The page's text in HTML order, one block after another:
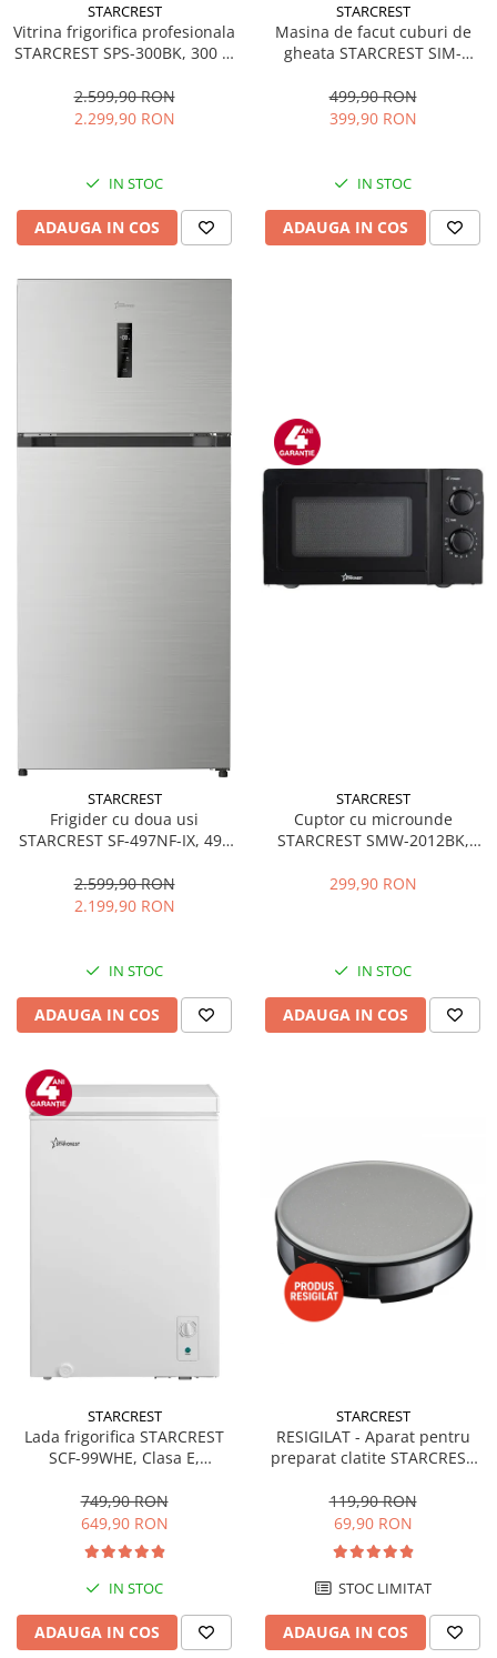
STARCREST
Vitrina frigorifica profesionala
STARCREST SPS-300BK, 300 L,
LED, H 169.5 cm, Negru
2.599,90 RON
2.299,90 RON
IN STOC
ADAUGA IN COS
STARCREST
Masina de facut cuburi de
gheata STARCREST SIM-
12Kg/24h, Cos gheata
detasabil, Rezervor apa 0.8 l,
499,90 RON
399,90 RON
IN STOC
ADAUGA IN COS
STARCREST
Frigider cu doua usi
STARCREST SF-497NF-IX, 497
Inverter, Clasa E, Display,
Functie super racire, Blocare
2.599,90 RON
2.199,90 RON
IN STOC
ADAUGA IN COS
STARCREST
Cuptor cu microunde
STARCREST SMW-2012BK,
mecanic, 6 Trepte de putere,
299,90 RON
IN STOC
ADAUGA IN COS
STARCREST
Lada frigorifica STARCREST
SCF-99WHE, Clasa E,
convertibil - functie frigider,
Termostat reglabil, Alb
749,90 RON
649,90 RON
IN STOC
ADAUGA IN COS
STARCREST
RESIGILAT - Aparat pentru
preparat clatite STARCREST
invelis ceramic antiaderent,
30 cm, Inox / Negru
119,90 RON
69,90 RON
STOC LIMITAT
ADAUGA IN COS